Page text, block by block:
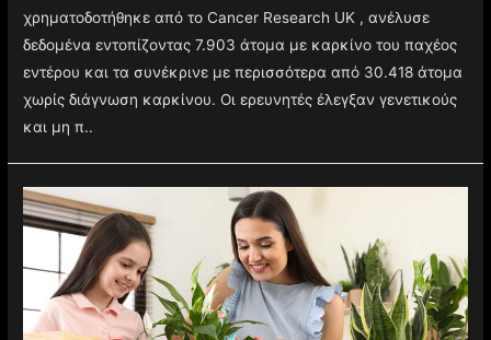
χρηματοδοτήθηκε από το Cancer Research UK , ανέλυσε
δεδομένα εντοπίζοντας 7.903 άτομα με καρκίνο του παχέος
εντέρου και τα συνέκρινε με περισσότερα από 30.418 άτομα
χωρίς διάγνωση καρκίνου. Οι ερευνητές έλεγξαν γενετικούς
και μη π..